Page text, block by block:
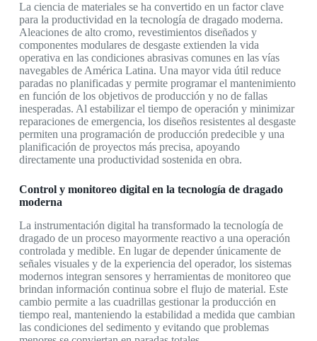
La ciencia de materiales se ha convertido en un factor clave
para la productividad en la tecnología de dragado moderna.
Aleaciones de alto cromo, revestimientos diseñados y
componentes modulares de desgaste extienden la vida
operativa en las condiciones abrasivas comunes en las vías
navegables de América Latina. Una mayor vida útil reduce
paradas no planificadas y permite programar el mantenimiento
en función de los objetivos de producción y no de fallas
inesperadas. Al estabilizar el tiempo de operación y minimizar
reparaciones de emergencia, los diseños resistentes al desgaste
permiten una programación de producción predecible y una
planificación de proyectos más precisa, apoyando
directamente una productividad sostenida en obra.
Control y monitoreo digital en la tecnología de dragado
moderna
La instrumentación digital ha transformado la tecnología de
dragado de un proceso mayormente reactivo a una operación
controlada y medible. En lugar de depender únicamente de
señales visuales y de la experiencia del operador, los sistemas
modernos integran sensores y herramientas de monitoreo que
brindan información continua sobre el flujo de material. Este
cambio permite a las cuadrillas gestionar la producción en
tiempo real, manteniendo la estabilidad a medida que cambian
las condiciones del sedimento y evitando que problemas